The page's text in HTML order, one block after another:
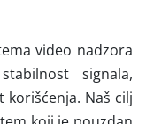
video nadzora
signala,
Naš cilj